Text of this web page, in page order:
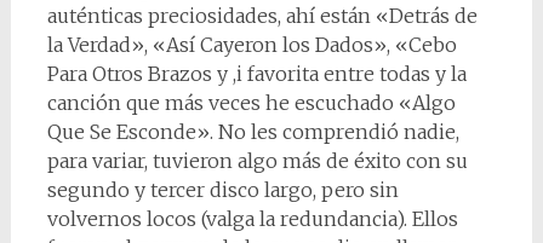
auténticas preciosidades, ahí están «Detrás de
la Verdad», «Así Cayeron los Dados», «Cebo
Para Otros Brazos y ,i favorita entre todas y la
canción que más veces he escuchado «Algo
Que Se Esconde». No les comprendió nadie,
para variar, tuvieron algo más de éxito con su
segundo y tercer disco largo, pero sin
volvernos locos (valga la redundancia). Ellos